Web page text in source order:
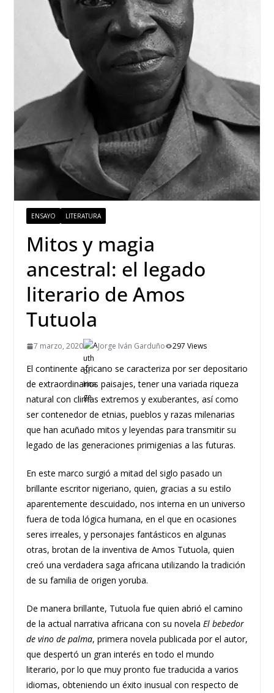
ENSAYO LITERATURA
Mitos y magia
ancestral: el legado
literario de Amos
Tutuola
7 marzo, 2020 Jorge Iván Garduño 297 Views
El continente africano se caracteriza por ser depositario
de extraordinarios paisajes, tener una variada riqueza
natural con climas extremos y exuberantes, así como
ser contenedor de etnias, pueblos y razas milenarias
que han acuñado mitos y leyendas para transmitir su
legado de las generaciones primigenias a las futuras.
En este marco surgió a mitad del siglo pasado un
brillante escritor nigeriano, quien, gracias a su estilo
aparentemente descuidado, nos interna en un universo
fuera de toda lógica humana, en el que en ocasiones
seres irreales, y personajes fantásticos en algunas
otras, brotan de la inventiva de Amos Tutuola, quien
creó una verdadera saga africana utilizando la tradición
de su familia de origen yoruba.
De manera brillante, Tutuola fue quien abrió el camino
de la actual narrativa africana con su novela El bebedor
de vino de palma, primera novela publicada por el autor,
que despertó un gran interés en todo el mundo
literario, por lo que muy pronto fue traducida a varios
idiomas, obteniendo un éxito inusual con respecto de